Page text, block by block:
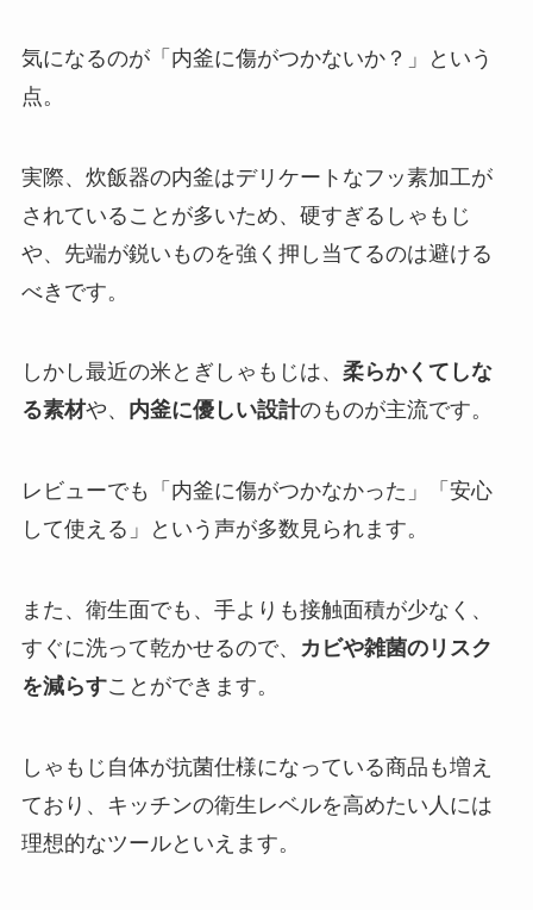
気になるのが「内釜に傷がつかないか？」という
点。
実際、炊飯器の内釜はデリケートなフッ素加工が
されていることが多いため、硬すぎるしゃもじ
や、先端が鋭いものを強く押し当てるのは避ける
べきです。
しかし最近の米とぎしゃもじは、 柔らかくてしな
る素材や、 内釜に優しい設計のものが主流です。
レビューでも「内釜に傷がつかなかった」「安心
して使える」という声が多数見られます。
また、衛生面でも、手よりも接触面積が少なく、
すぐに洗って乾かせるので、
カビや雑菌のリスク
を減らすことができます。
しゃもじ自体が抗菌仕様になっている商品も増え
ており、キッチンの衛生レベルを高めたい人には
理想的なツールといえます。